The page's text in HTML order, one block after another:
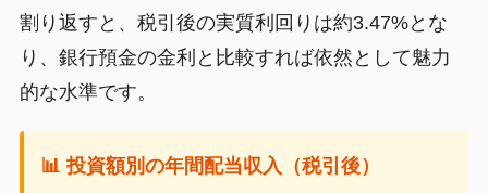
割り返すと、税引後の実質利回りは約3.47%とな
り、銀行預金の金利と比較すれば依然として魅力
的な水準です。
📊 投資額別の年間配当収入（税引後）